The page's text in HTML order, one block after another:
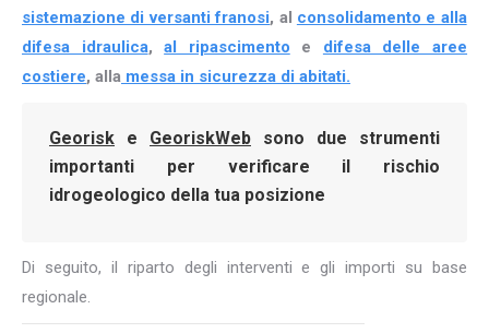
sistemazione di versanti franosi, al consolidamento e alla
difesa idraulica,al ripascimento e difesa delle aree
costiere, alla messa in sicurezza di abitati.
Georisk e GeoriskWeb
sono due strumenti
importanti per verificare il rischio
idrogeologico della tua posizione
Di seguito, il riparto degli interventi e gli importi su base
regionale.